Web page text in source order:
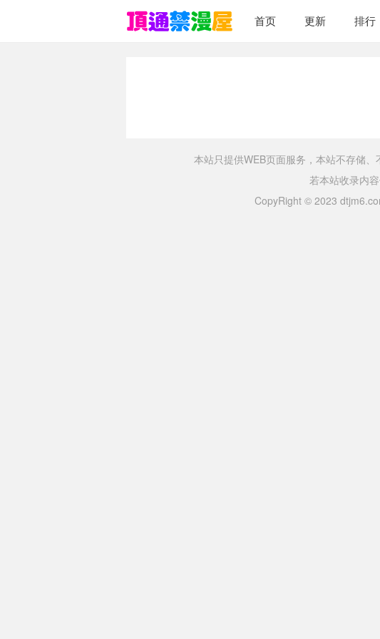
首页 更新 排行
本站只提供WEB页面服务，本站不存储
若本站收录内
CopyRight © 2023